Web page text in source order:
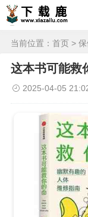
当前位置： 首页 >
这本书可能救
2025-04-05